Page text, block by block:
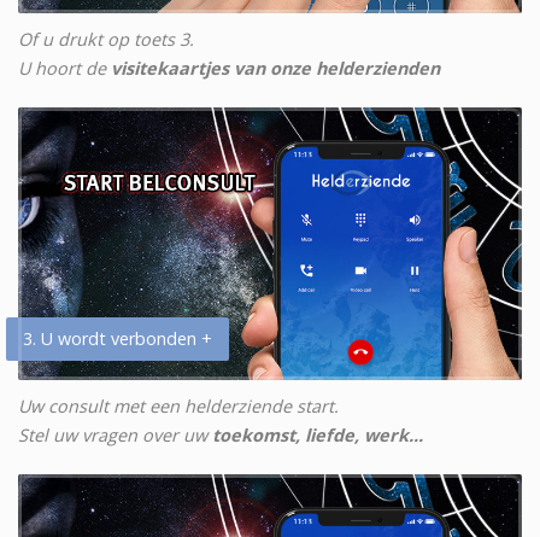
Of u drukt op toets 3.
U hoort de visitekaartjes van onze helderzienden
3. U wordt verbonden +
Uw consult met een helderziende start.
Stel uw vragen over uw toekomst, liefde, werk...